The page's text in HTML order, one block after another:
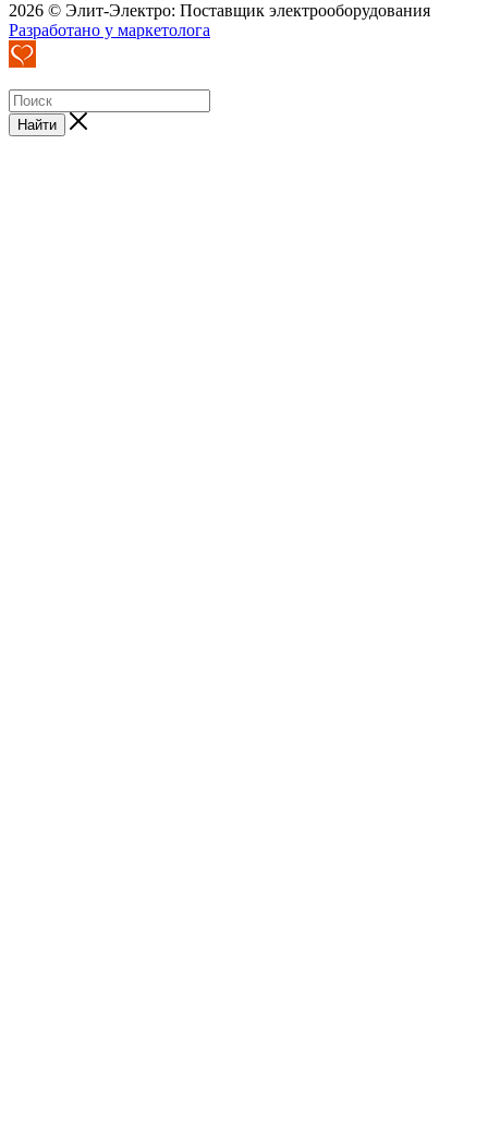
2026 © Элит-Электро: Поставщик электрооборудования
Разработано у маркетолога
Найти